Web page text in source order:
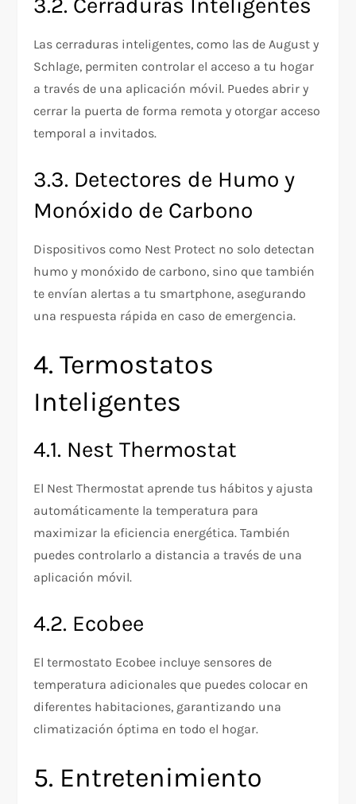
Las cerraduras inteligentes, como las de August y
Schlage, permiten controlar el acceso a tu hogar
a través de una aplicación móvil. Puedes abrir y
cerrar la puerta de forma remota y otorgar acceso
temporal a invitados.
3.3. Detectores de Humo y
Monóxido de Carbono
Dispositivos como Nest Protect no solo detectan
humo y monóxido de carbono, sino que también
te envían alertas a tu smartphone, asegurando
una respuesta rápida en caso de emergencia.
4. Termostatos
Inteligentes
4.1. Nest Thermostat
El Nest Thermostat aprende tus hábitos y ajusta
automáticamente la temperatura para
maximizar la eficiencia energética. También
puedes controlarlo a distancia a través de una
aplicación móvil.
4.2. Ecobee
El termostato Ecobee incluye sensores de
temperatura adicionales que puedes colocar en
diferentes habitaciones, garantizando una
climatización óptima en todo el hogar.
5. Entretenimiento